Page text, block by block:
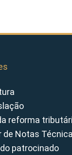
reforma
de Notas
patrocinado